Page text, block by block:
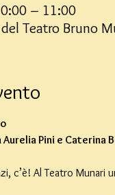
– 11:00
Teatro Bruno
Aurelia Pini e Caterina
c’è! Al Teatro